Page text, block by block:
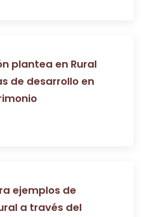
plantea en Rural
de desarrollo en
ejemplos de
a través del